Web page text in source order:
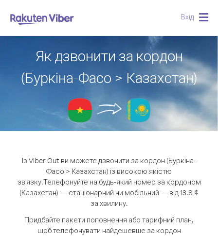
Вхід
Як дзвонити за кордон
(Буркіна-Фасо > Казахстан)
Із Viber Out ви можете дзвонити за кордон (Буркіна-
Фасо > Казахстан) із високою якістю
зв'язку.Телефонуйте на будь-який номер за кордоном
(Казахстан) — стаціонарний чи мобільний — від 13.8 ¢
за хвилину.
Придбайте пакети поповнення або тарифний план,
щоб телефонувати найдешевше за кордон